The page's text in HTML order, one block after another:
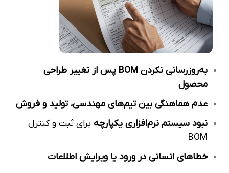
به‌روزرسانی نکردن
پس از تغییر طراحی
محصول
عدم هماهنگی بین تیم‌های مهندسی، تولید و فروش
نبود سیستم نرم‌افزاری یکپارچه برای ثبت و کنترل
BOM
خطاهای انسانی در ورود یا ویرایش اطلاعات